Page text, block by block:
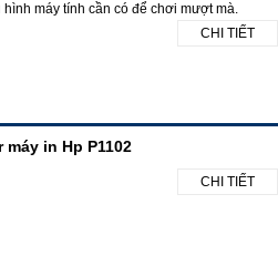
máy tính cần có để chơi mượt mà.
CHI TIẾT
máy in Hp P1102
CHI TIẾT